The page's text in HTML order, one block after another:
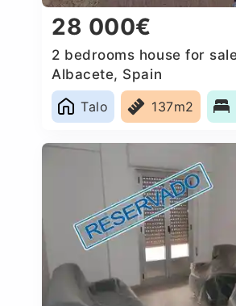
28 000€
2 bedrooms house for
Albacete, Spain
Talo
137m2